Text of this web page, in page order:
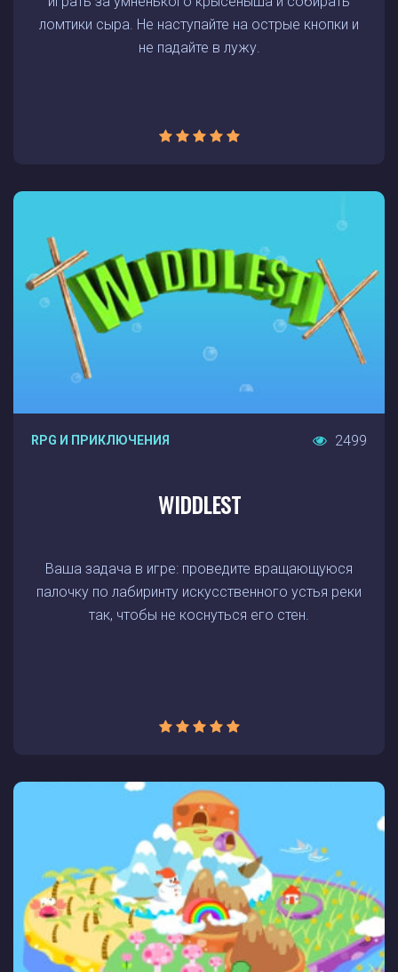
ломтики сыра. Не наступайте на острые кнопки и
не падайте в лужу.
RPG И ПРИКЛЮЧЕНИЯ 2499
WIDDLEST
Ваша задача в игре: проведите вращающуюся
палочку по лабиринту искусственного устья реки
так, чтобы не коснуться его стен.